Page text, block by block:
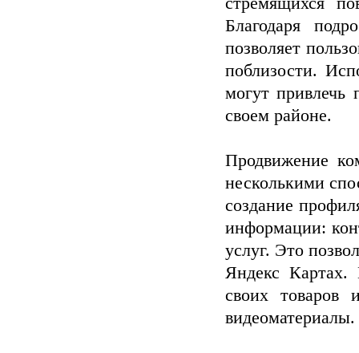
Благодаря
позволяет
поблизости.
могут привлечь
своем районе.
Продвижение
несколькими
создание
информации:
услуг. Это
Яндекс Картах.
своих товаров
видеоматериалы.